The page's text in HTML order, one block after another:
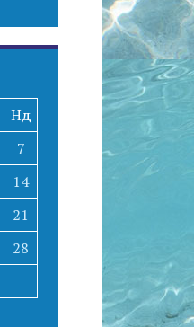
Нд
7
14
21
28